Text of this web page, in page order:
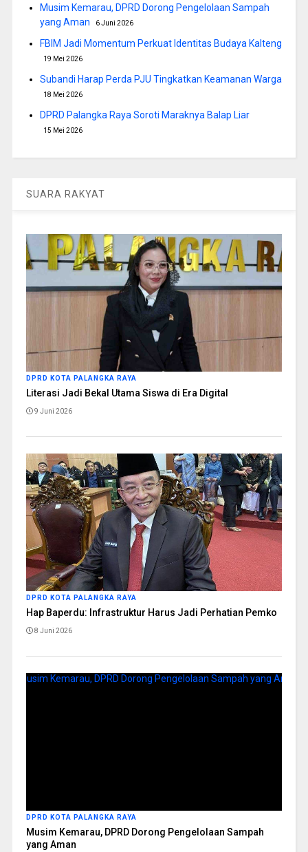
Musim Kemarau, DPRD Dorong Pengelolaan Sampah
yang Aman
6 Juni 2026
FBIM Jadi Momentum Perkuat Identitas Budaya Kalteng
19 Mei 2026
Subandi Harap Perda PJU Tingkatkan Keamanan Warga
18 Mei 2026
DPRD Palangka Raya Soroti Maraknya Balap Liar
15 Mei 2026
SUARA RAKYAT
DPRD KOTA PALANGKA RAYA
Literasi Jadi Bekal Utama Siswa di Era Digital
9 Juni 2026
DPRD KOTA PALANGKA RAYA
Hap Baperdu: Infrastruktur Harus Jadi Perhatian Pemko
8 Juni 2026
DPRD KOTA PALANGKA RAYA
Musim Kemarau, DPRD Dorong Pengelolaan Sampah
yang Aman